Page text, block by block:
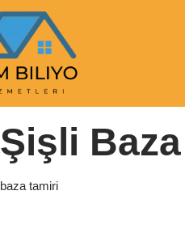
Anasayfa|baza tamiri
Şişli
baza tamiri